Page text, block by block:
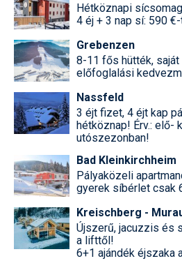
Hétköznapi
4 éj + 3 nap sí: 590
Grebenzen
8-11 fős hütték,
előfoglalási
Nassfeld
3 éjt fizet, 4 éjt kap
hétköznap! Érv.: elő-
utószezonban!
Bad Kleinkirchheim
Pályaközeli
gyerek síbérlet csak
Kreischberg -
Újszerű, jacuzzis és
a lifttől!
6+1 ajándék éjszaka